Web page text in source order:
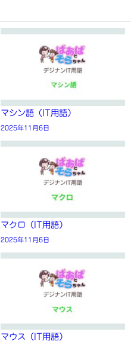
マシン語（IT用語）
2025年11月6日
マクロ（IT用語）
2025年11月6日
マウス（IT用語）